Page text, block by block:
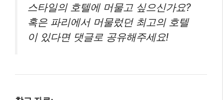
스타일의 호텔에 머물고 싶으신가요?
혹은 파리에서 머물렀던 최고의 호텔
이 있다면 댓글로 공유해주세요!